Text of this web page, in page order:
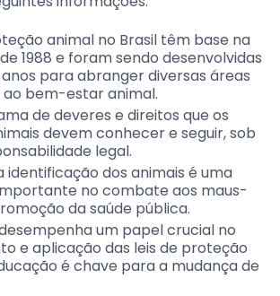
animal no Brasil têm base na
1988 e foram sendo desenvolvidas
para abranger diversas áreas
bem-estar animal.
de deveres e direitos que os
devem conhecer e seguir, sob
legal.
identificação dos animais é uma
no combate aos maus-
da saúde pública.
um papel crucial no
e aplicação das leis de proteção
é chave para a mudança de